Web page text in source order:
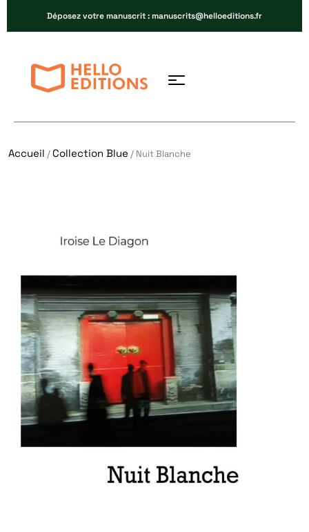
Déposez votre manuscrit : manuscrits@helloeditions.fr
Accueil /Collection Blue / Nuit Blanche